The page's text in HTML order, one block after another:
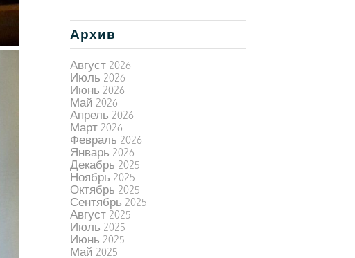
Архив
Август 2026
Июль 2026
Июнь 2026
Май 2026
Апрель 2026
Март 2026
Февраль 2026
Январь 2026
Декабрь 2025
Ноябрь 2025
Октябрь 2025
Сентябрь 2025
Август 2025
Июль 2025
Июнь 2025
Май 2025